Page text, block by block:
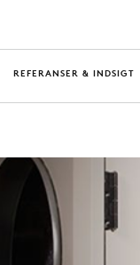
REFERANSER & INDSIGT